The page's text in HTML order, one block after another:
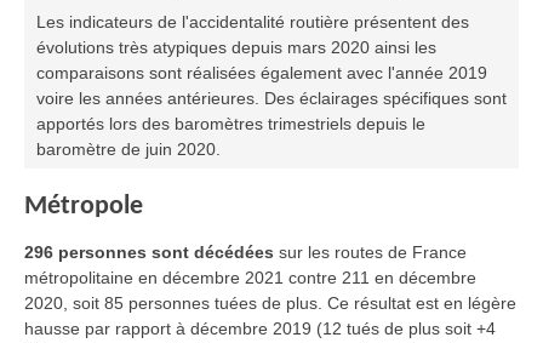
Les indicateurs de l'accidentalité routière présentent des
évolutions très atypiques depuis mars 2020 ainsi les
comparaisons sont réalisées également avec l'année 2019
voire les années antérieures. Des éclairages spécifiques sont
apportés lors des baromètres trimestriels depuis le
baromètre de juin 2020.
Métropole
296 personnes sont décédées sur les routes de France
métropolitaine en décembre 2021 contre 211 en décembre
2020, soit 85 personnes tuées de plus. Ce résultat est en légère
hausse par rapport à décembre 2019 (12 tués de plus soit +4